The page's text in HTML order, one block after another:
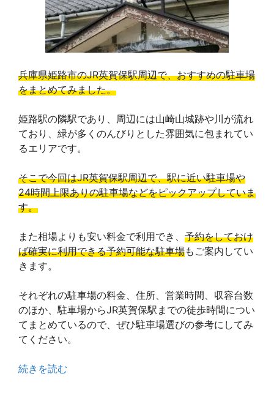
兵庫県姫路市のJR英賀保駅周辺で、おすすめの駐車場
をまとめてみました。
姫路駅の隣駅であり、周辺には山崎山城跡や川が流れ
ており、緑が多くのんびりとした雰囲気に包まれてい
るエリアです。
そこで今回はJR英賀保駅周辺で、駅に近い駐車場や
24時間上限ありの駐車場などをピックアップしていま
す。
また相場よりも安い料金で利用でき、 予約をしておけ
ば確実に利用できる予約可能な駐車場もご案内してい
きます。
それぞれの駐車場の料金、住所、営業時間、収容台数
のほか、駐車場からJR英賀保駅までの徒歩時間につい
てまとめているので、ぜひ駐車場選びの参考にしてみ
てください。
続きを読む